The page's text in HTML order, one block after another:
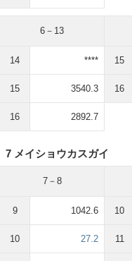
6－13
14 ****
15 3540.3
16 2892.7
15
16
7 メイショウカスガイ
7－8
9 1042.6
10 27.2
10
11